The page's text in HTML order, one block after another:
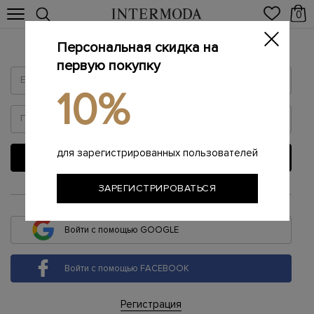
0
Войти
ВОЙТИ
или
Войти с помощью GOOGLE
Войти с помощью FACEBOOK
Регистрация
Персональная скидка на
первую покупку
10%
для зарегистрированных пользователей
ЗАРЕГИСТРИРОВАТЬСЯ